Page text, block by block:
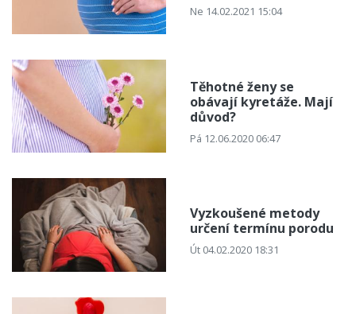
Ne 14.02.2021 15:04
Těhotné ženy se
obávají kyretáže. Mají
důvod?
Pá 12.06.2020 06:47
Vyzkoušené metody
určení termínu porodu
Út 04.02.2020 18:31